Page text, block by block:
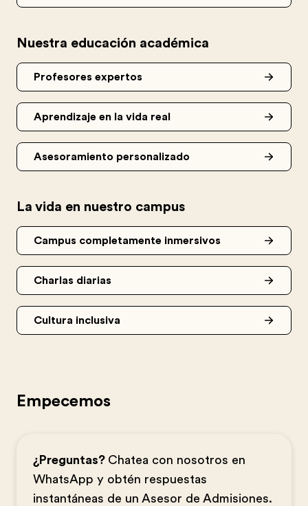
Nuestra educación académica
Profesores expertos
Aprendizaje en la vida real
Asesoramiento personalizado
La vida en nuestro campus
Campus completamente inmersivos
Charlas diarias
Cultura inclusiva
Empecemos
¿Preguntas? Chatea con nosotros en
WhatsApp y obtén respuestas
instantáneas de un Asesor de Admisiones.